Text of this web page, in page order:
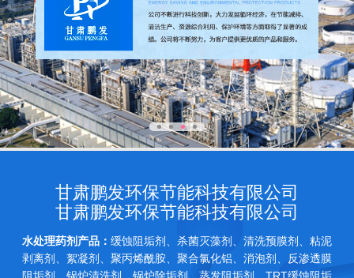
甘肃鹏发环保节能科技有限公司
甘肃鹏发环保节能科技有限公司
水处理药剂产品： 缓蚀阻垢剂、杀菌灭藻剂、清洗预膜剂、粘泥
剥离剂、絮凝剂、聚丙烯酰胺、聚合氯化铝、消泡剂、反渗透膜